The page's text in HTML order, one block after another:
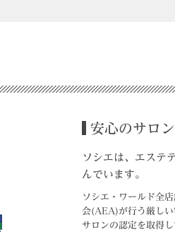
安心のサロン
ソシエは、エステ
んでいます。
ソシエ・ワールド全
会(AEA)が行う厳し
サロンの認定を取得